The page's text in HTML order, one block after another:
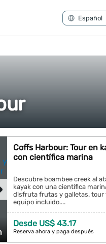
Coffs Harbour: Tour en
con científica marina
Descubre boambee creek al
kayak con una científica
disfruta frutas y galletas. tour
equipo incluido....
Desde US$ 43.17
Reserva ahora y paga después